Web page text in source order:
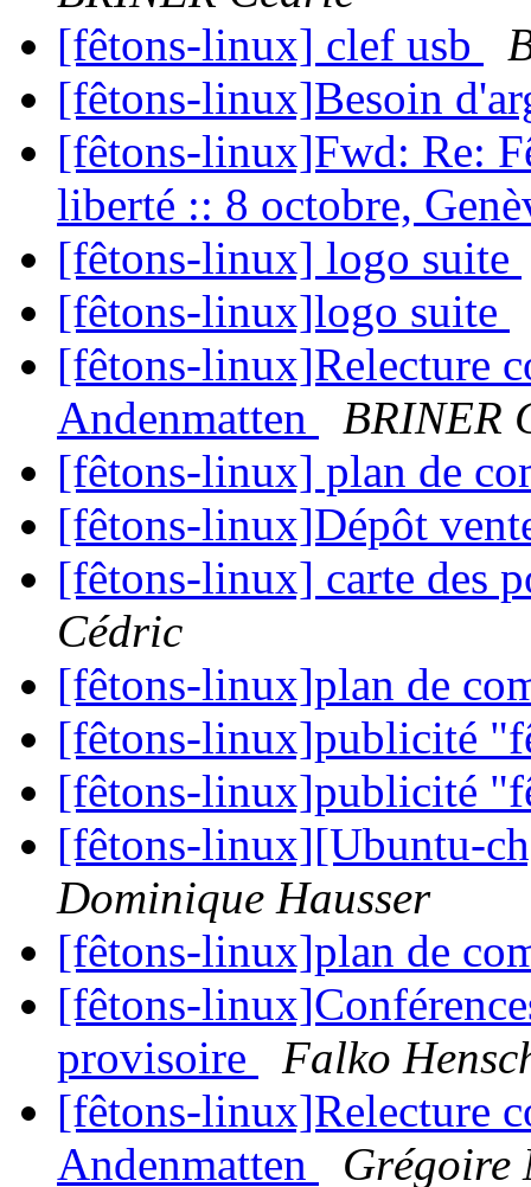
[fêtons-linux] clef usb
[fêtons-linux]Besoin
[fêtons-linux]Fwd: Re:
liberté :: 8 octobre,
[fêtons-linux] logo suite
[fêtons-linux]logo suite
[fêtons-linux]Relecture
Andenmatten
BRINER
[fêtons-linux] plan de
[fêtons-linux]Dépôt
[fêtons-linux] carte des
Cédric
[fêtons-linux]plan de
[fêtons-linux]publicité
[fêtons-linux]publicité
[fêtons-linux][Ubuntu-
Dominique Hausser
[fêtons-linux]plan de
[fêtons-
provisoire
Falko
[fêtons-linux]Relecture
Andenmatten
Grégoire